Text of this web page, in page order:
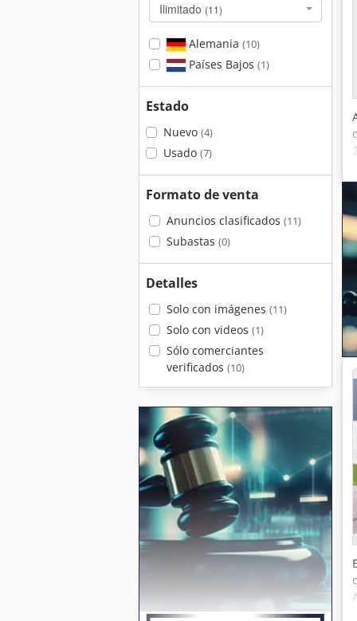
Ilimitado (11)
Alemania (10)
Países Bajos (1)
Estado
Nuevo (4)
Usado (7)
Formato de venta
Anuncios clasificados (11)
Subastas (0)
Detalles
Solo con imágenes (11)
Solo con videos (1)
Sólo comerciantes
verificados (10)